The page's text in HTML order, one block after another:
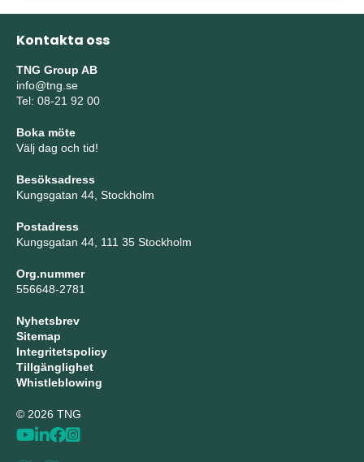
Kontakta oss
TNG Group AB
info@tng.se
Tel: 08-21 92 00
Boka möte
Välj dag och tid!
Besöksadress
Kungsgatan 44, Stockholm
Postadress
Kungsgatan 44, 111 35 Stockholm
Org.nummer
556648-2781
Nyhetsbrev
Sitemap
Integritetspolicy
Tillgänglighet
Whistleblowing
© 2026 TNG